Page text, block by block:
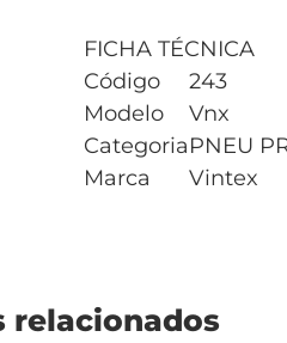
FICHA TÉCNICA
Código
243
Modelo
Vnx
CategoriaPNEU
Marca
Vintex
relacionados